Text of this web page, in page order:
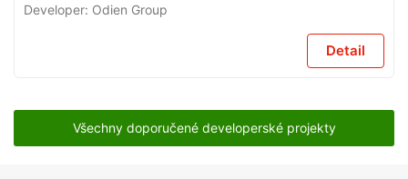
Developer: Odien Group
Detail
Všechny doporučené developerské projekty